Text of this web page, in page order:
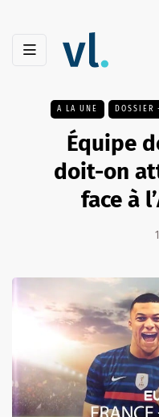
A LA UNE DOSSIER
Équipe
doit-on
face à